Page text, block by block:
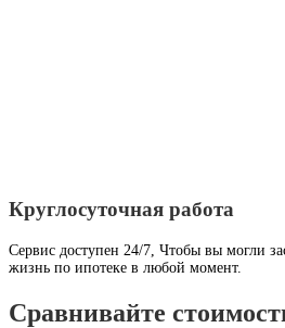
Круглосуточная работа
Сервис доступен 24/7, Чтобы вы могли
жизнь по ипотеке в любой момент.
Сравнивайте